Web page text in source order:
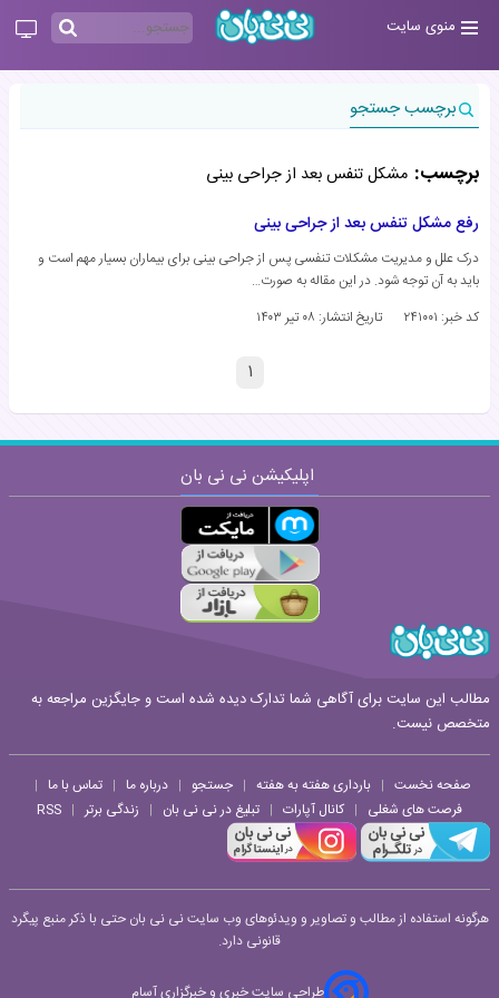
منوی سایت
برچسب جستجو
برچسب: مشکل تنفس بعد از جراحی بینی
رفع مشکل تنفس بعد از جراحی بینی
درک علل و مدیریت مشکلات تنفسی پس از جراحی بینی برای بیماران بسیار مهم است و
باید به آن توجه شود. در این مقاله به صورت…
کد خبر: ۲۴۱۰۰۱
تاریخ انتشار: ۰۸ تیر ۱۴۰۳
۱
اپلیکیشن نی نی بان
مطالب این سایت برای آگاهی شما تدارک دیده شده است و جایگزین مراجعه به
متخصص نیست.
صفحه نخست | بارداری هفته به هفته | جستجو | درباره ما | تماس با ما |
فرصت های شغلی | کانال آپارات | تبلیغ در نی نی بان | زندگی برتر |
RSS
هرگونه استفاده از مطالب و تصاویر و ویدئوهای وب سایت نی نی بان حتی با ذکر منبع پیگرد
قانونی دارد.
طراحی سایت خبری و خبرگزاری آسام